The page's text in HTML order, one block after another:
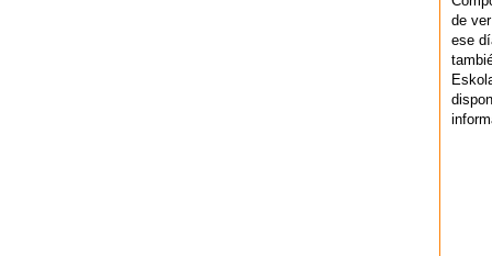
de
ese